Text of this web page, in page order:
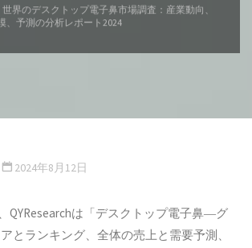
世界のデスクトップ電子鼻市場調査：産業動向、
、予測の分析レポート2024
2024年8月12日
QYResearchは「デスクトップ電子鼻―グ
とランキング、全体の売上と需要予測、